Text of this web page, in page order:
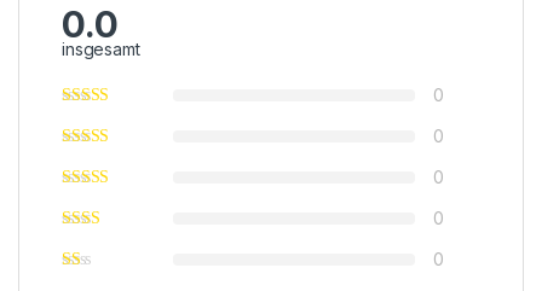
0.0
insgesamt
0
0
0
0
0